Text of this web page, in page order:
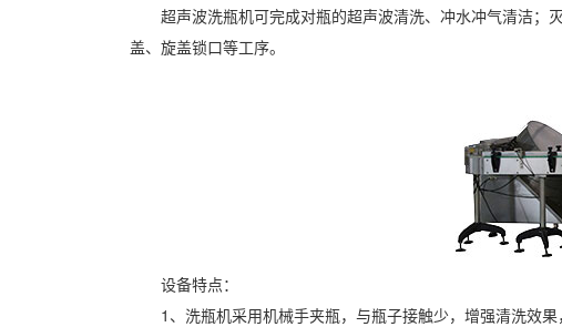
超声波洗瓶机可完成对瓶的超声波清洗、冲水冲气清洁；
盖、旋盖锁口等工序。
设备特点：
1、洗瓶机采用机械手夹瓶，与瓶子接触少，增强清洗效果